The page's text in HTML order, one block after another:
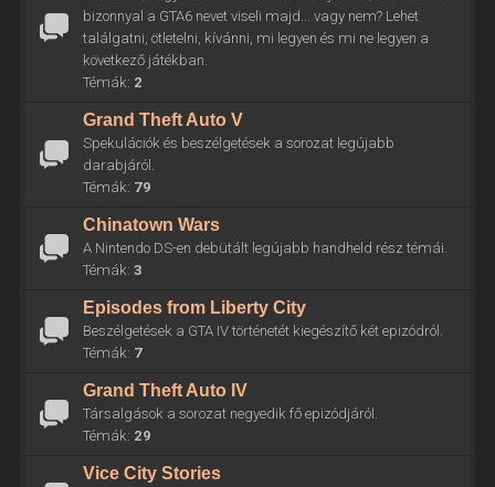
bizonnyal a GTA6 nevet viseli majd... vagy nem? Lehet
találgatni, ötletelni, kívánni, mi legyen és mi ne legyen a
következő játékban.
Témák: 2
Grand Theft Auto V
Spekulációk és beszélgetések a sorozat legújabb
darabjáról.
Témák: 79
Chinatown Wars
A Nintendo DS-en debütált legújabb handheld rész témái.
Témák: 3
Episodes from Liberty City
Beszélgetések a GTA IV történetét kiegészítő két epizódról.
Témák: 7
Grand Theft Auto IV
Társalgások a sorozat negyedik fő epizódjáról.
Témák: 29
Vice City Stories